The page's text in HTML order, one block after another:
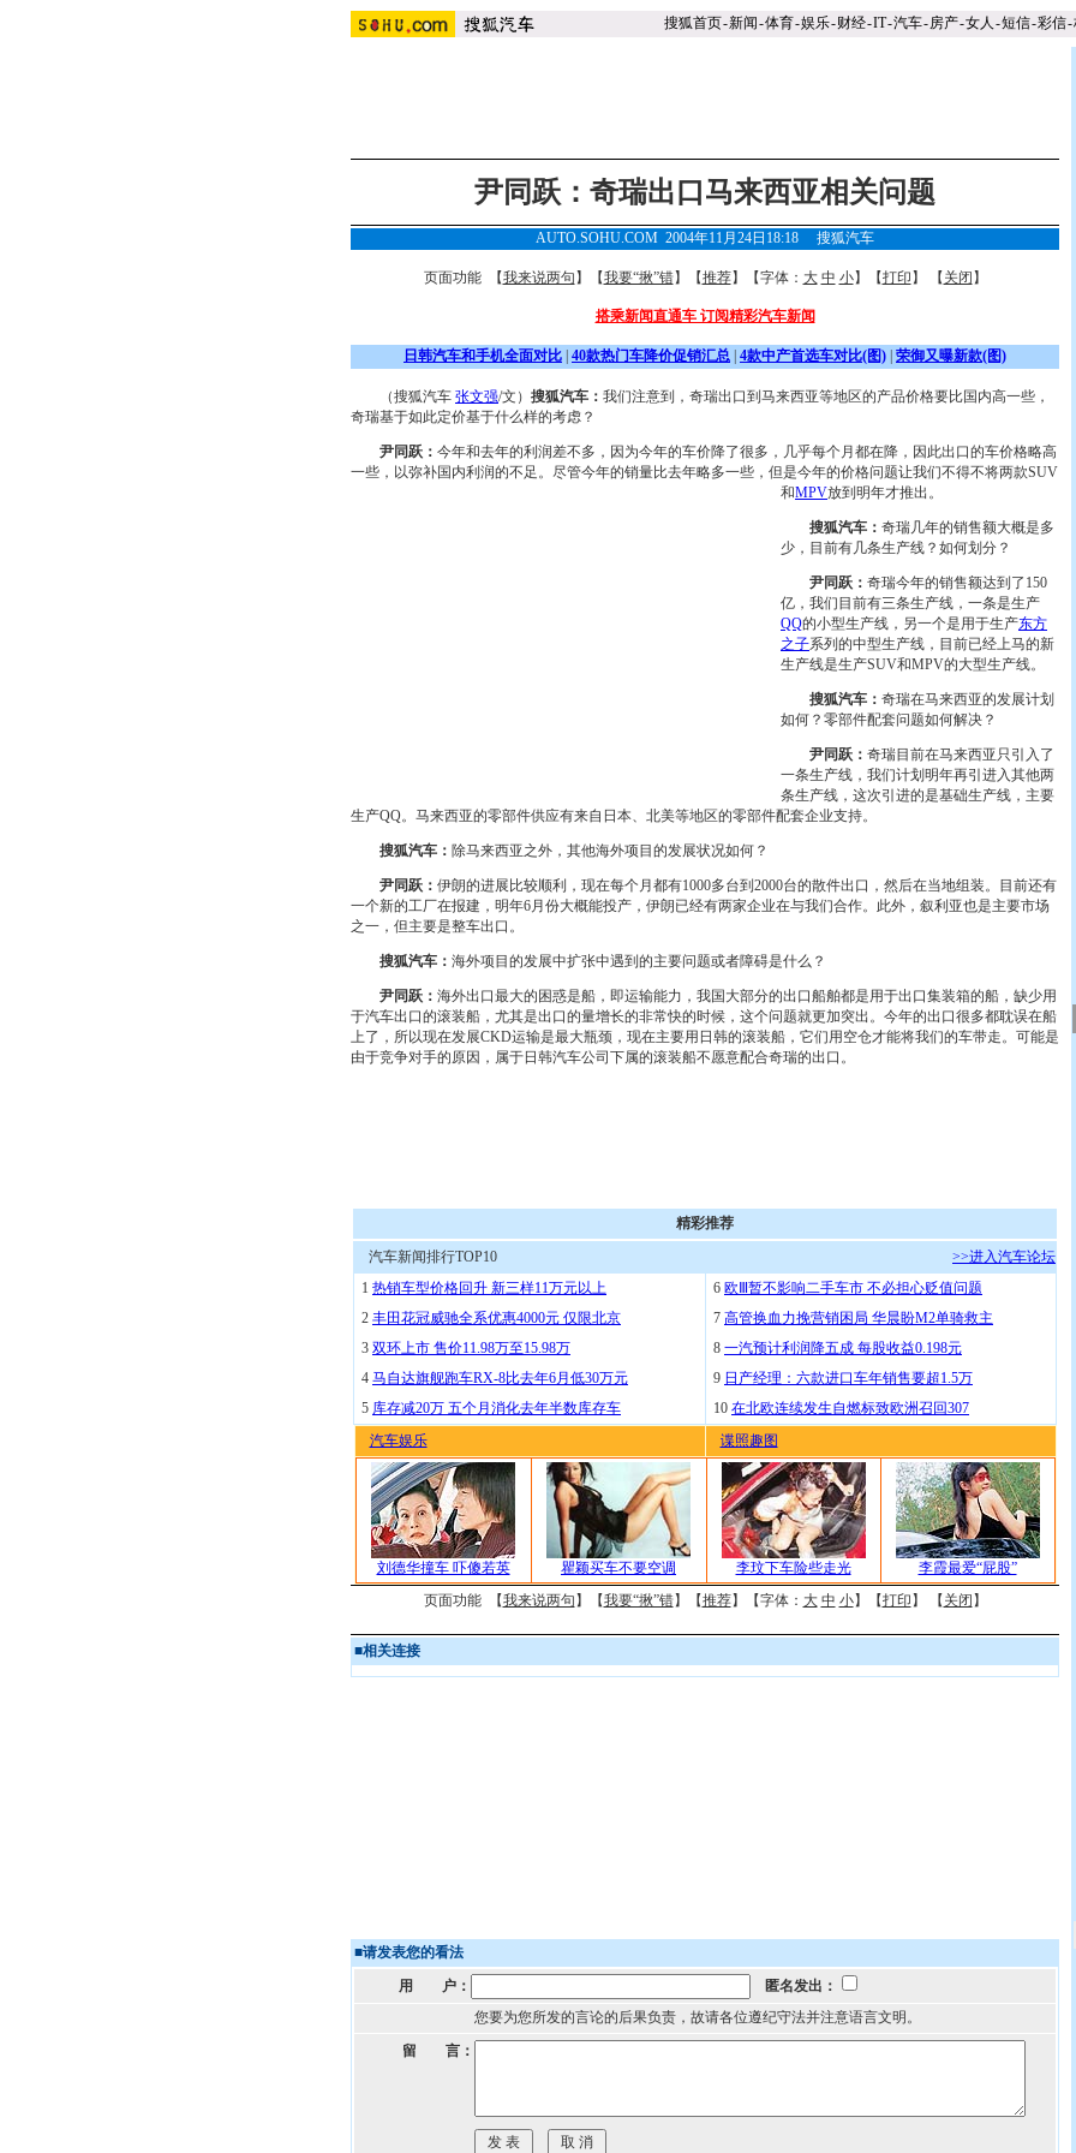
搜狐首页-新闻-体育-娱乐-财经-IT-汽车-房产-女人 -短信-彩信-
尹同跃：奇瑞出口马来西亚相关问题
AUTO.SOHU.COM 2004年11月24日18:18 搜狐汽车
页面功能 【我来说两句 】【我要“揪”错】【推荐】【字体： 大 中 小】【打印 】 【 关闭 】
搭乘新闻直通车 订阅精彩汽车新闻
日韩汽车和手机全面对比 40款热门车降价促销汇总 4款中产首选车对比(图) 荣御又曝新款(图)
（搜狐汽车 张文强/文） 搜狐汽车： 我们注意到，奇瑞出口到马来西亚等地区的产品价格要比国内高一些，
奇瑞基于如此定价基于什么样的考虑？
尹同跃： 今年和去年的利润差不多，因为今年的车价降了很多，几乎每个月都在降，因此出口的车价格略高
一些，以弥补国内利润的不足。尽管今年的销量比去年略多一些，但是今年的价格问题让我们不得不将两款SUV
和MPV放到明年才推出。
搜狐汽车： 奇瑞几年的销售额大概是多
少，目前有几条生产线？如何划分？
尹同跃： 奇瑞今年的销售额达到了150
亿，我们目前有三条生产线，一条是生产
QQ的小型生产线，另一个是用于生产东方
之子系列的中型生产线，目前已经上马的新
生产线是生产SUV和MPV的大型生产线。
搜狐汽车： 奇瑞在马来西亚的发展计划
如何？零部件配套问题如何解决？
尹同跃： 奇瑞目前在马来西亚只引入了
一条生产线，我们计划明年再引进入其他两
条生产线，这次引进的是基础生产线，主要
生产QQ。马来西亚的零部件供应有来自日本、北美等地区的零部件配套企业支持。
搜狐汽车： 除马来西亚之外，其他海外项目的发展状况如何？
尹同跃： 伊朗的进展比较顺利，现在每个月都有1000多台到2000台的散件出口，然后在当地组装。目前还有
一个新的工厂在报建，明年6月份大概能投产，伊朗已经有两家企业在与我们合作。此外，叙利亚也是主要市场
之一，但主要是整车出口。
搜狐汽车： 海外项目的发展中扩张中遇到的主要问题或者障碍是什么？
尹同跃： 海外出口最大的困惑是船，即运输能力，我国大部分的出口船舶都是用于出口集装箱的船，缺少用
于汽车出口的滚装船，尤其是出口的量增长的非常快的时候，这个问题就更加突出。今年的出口很多都耽误在船
上了，所以现在发展CKD运输是最大瓶颈，现在主要用日韩的滚装船，它们用空仓才能将我们的车带走。可能是
由于竞争对手的原因，属于日韩汽车公司下属的滚装船不愿意配合奇瑞的出口。
精彩推荐
汽车新闻排行TOP10
>>进入汽车论坛
1 热销车型价格回升 新三样11万元以上
2 丰田花冠威驰全系优惠4000元 仅限北京
3 双环上市 售价11.98万至15.98万
4 马自达旗舰跑车RX-8比去年6月低30万元
5 库存减20万 五个月消化去年半数库存车
6 欧Ⅲ暂不影响二手车市 不必担心贬值问题
7 高管换血力挽营销困局 华晨盼M2单骑救主
8 一汽预计利润降五成 每股收益0.198元
9 日产经理：六款进口车年销售要超1.5万
10 在北欧连续发生自燃标致欧洲召回307
汽车娱乐
谍照趣图
刘德华撞车 吓傻若英 瞿颖买车不要空调 李玟下车险些走光
李霞最爱“屁股”
页面功能 【我来说两句 】【我要“揪”错】【推荐】【字体： 大 中 小】【打印 】 【 关闭 】
■相关连接
■请发表您的看法
用 户：
匿名发出：
您要为您所发的言论的后果负责，故请各位遵纪守法并注意语言文明。
留 言：